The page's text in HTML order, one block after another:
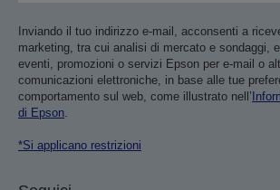
Inviando il tuo indirizzo e-mail, acconsenti a
marketing, tra cui analisi di mercato e sondaggi,
eventi, promozioni o servizi Epson per e-mail o
comunicazioni elettroniche, in base alle tue
comportamento sul web, come illustrato nell’
di Epson
*Si applicano restrizioni